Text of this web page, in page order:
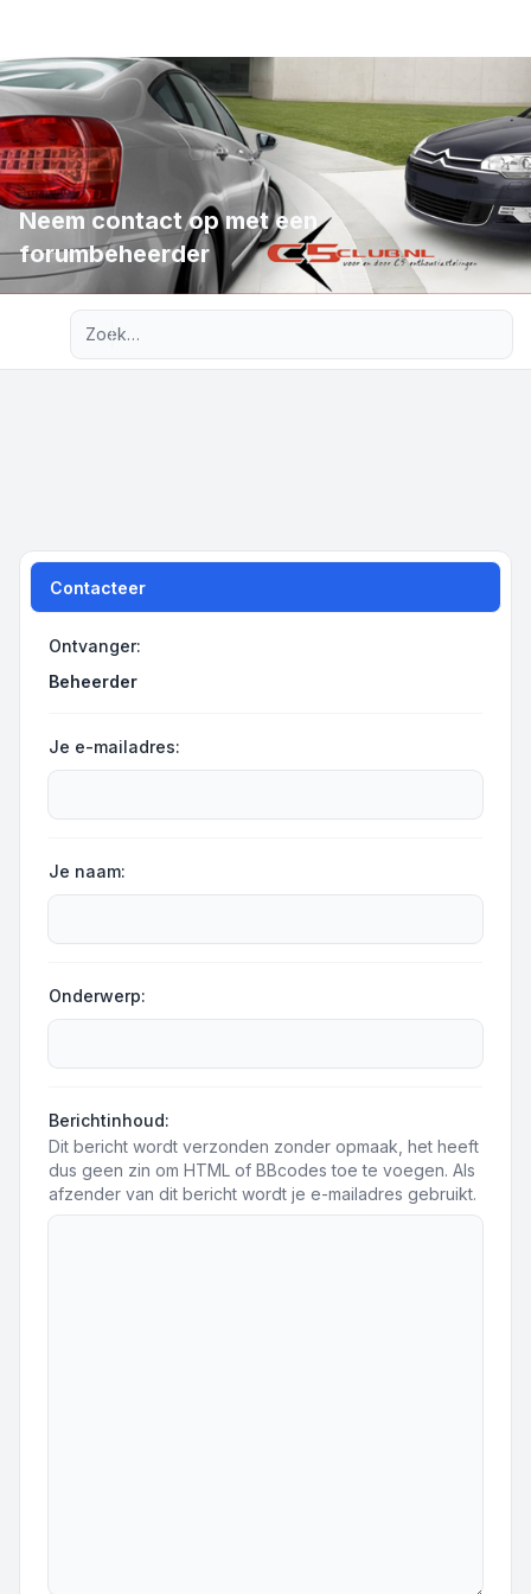
Neem contact op met een
forumbeheerder
Contacteer
Ontvanger:
Beheerder
Je e-mailadres:
Je naam:
Onderwerp:
Berichtinhoud:
Dit bericht wordt verzonden zonder opmaak, het heeft
dus geen zin om HTML of BBcodes toe te voegen. Als
afzender van dit bericht wordt je e-mailadres gebruikt.